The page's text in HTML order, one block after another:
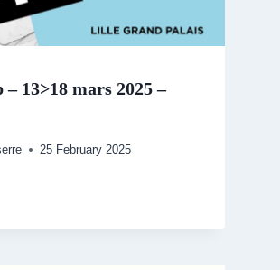
13>18 mars 2025 –
25 February 2025